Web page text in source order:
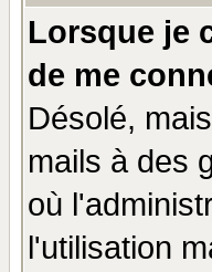
Lorsque je
de me
Désolé,
mails à des
où
l'utilisation